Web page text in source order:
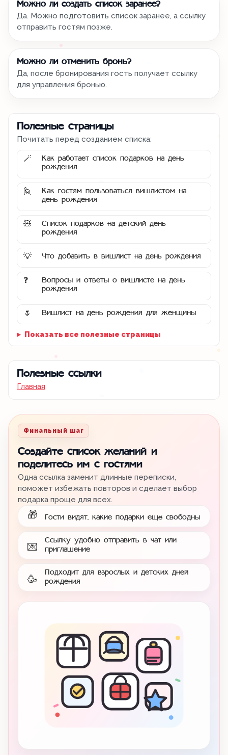
Можно ли создать список заранее?
Да. Можно подготовить список заранее, а ссылку
отправить гостям позже.
Можно ли отменить бронь?
Да, после бронирования гость получает ссылку
для управления бронью.
Полезные страницы
Почитать перед созданием списка:
🪄
Как работает список подарков на день
рождения
🙋
Как гостям пользоваться вишлистом на
день рождения
🧸
Список подарков на детский день
рождения
💡 Что добавить в вишлист на день рождения
❓
Вопросы и ответы о вишлисте на день
рождения
🌷 Вишлист на день рождения для женщины
Показать все полезные страницы
Полезные ссылки
Главная
Финальный шаг
Создайте список желаний и
поделитесь им с гостями
Одна ссылка заменит длинные переписки,
поможет избежать повторов и сделает выбор
подарка проще для всех.
🎁 Гости видят, какие подарки ещё свободны
💌
Ссылку удобно отправить в чат или
приглашение
🥳
Подходит для взрослых и детских дней
рождения